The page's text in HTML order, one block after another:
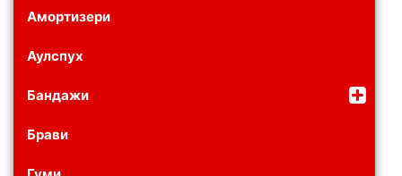
Амортизери
Аулспух
Бандажи
Брави